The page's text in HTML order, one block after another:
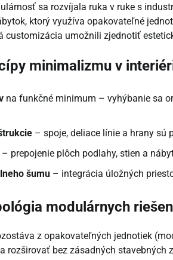
sa rozvíjala ruka v ruke s
ktorý využíva opakovateľné
customizácia umožnili zjednotiť
minimalizmu v
na funkčné minimum – vyhýbanie sa
– spoje, deliace línie a hrany sú
– prepojenie plôch podlahy, stien a
šumu – integrácia úložných
modulárnych
z opakovateľných jednotiek
rozširovať bez zásadných stavebných